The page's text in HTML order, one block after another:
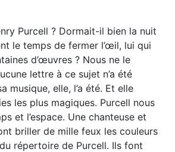
Purcell ? Dormait-il bien la nuit
le temps de fermer l’œil, lui qui
d’œuvres ? Nous ne le
lettre à ce sujet n’a été
musique, elle, l’a été. Et elle
les plus magiques. Purcell nous
et l’espace. Une chanteuse et
briller de mille feux les couleurs
répertoire de Purcell. Ils font